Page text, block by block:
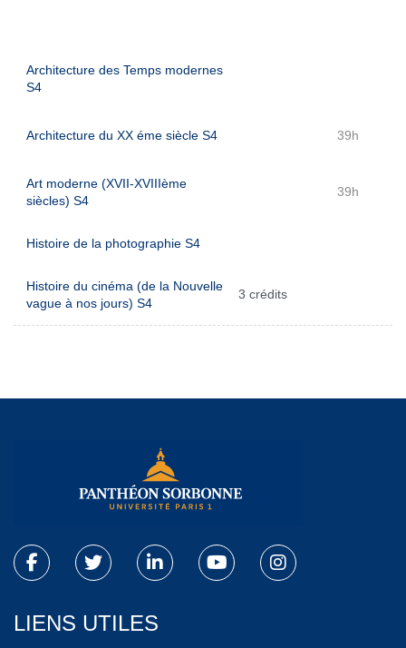
Architecture des Temps modernes
S4
Architecture du XX éme siècle S4 39h
Art moderne (XVII-XVIIIème
siècles) S4
39h
Histoire de la photographie S4
Histoire du cinéma (de la Nouvelle
vague à nos jours) S4
3 crédits
LIENS UTILES